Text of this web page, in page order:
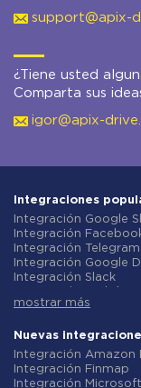
support@apix-
¿Tiene usted
Comparta sus
igor@apix-
Integraciones
Integración Google
Integración
Integración Telegram
Integración Google
Integración Slack
Integración Gmail
Integración ClickUp
Integración Airtable
Integración Google
Integración OpenAI
mostrar más
Nuevas
Integración Amazon
Integración Finmap
Integración